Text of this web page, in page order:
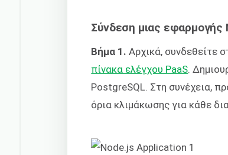
Σύνδεση μιας
Βήμα 1.Αρχικά, συνδεθείτε
πίνακα ελέγχου PaaS.
PostgreSQL. Στη συνέχεια,
όρια κλιμάκωσης για κάθε